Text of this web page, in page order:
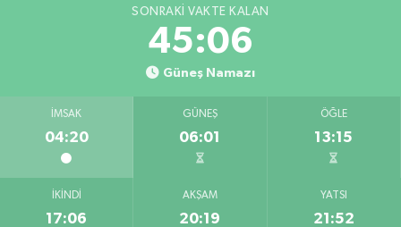
SONRAKI VAKTE KALAN
45:06
Güneş Namazı
İMSAK
04:20
GÜNEŞ
06:01
ÖĞLE
13:15
İKINDI
17:06
AKŞAM
20:19
YATSI
21:52